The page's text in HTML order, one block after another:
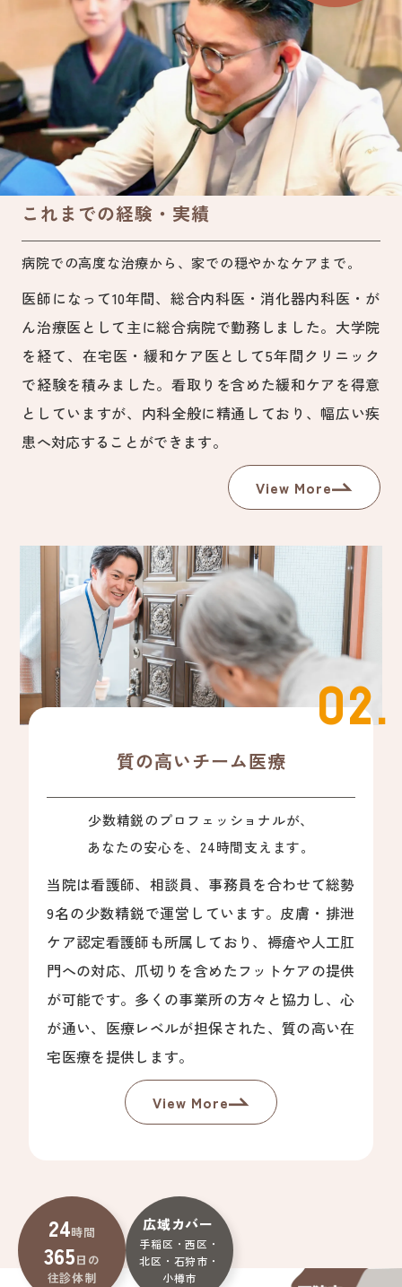
これまでの経験・実績
病院での高度な治療から、家での穏やかなケアまで。
医師になって10年間、総合内科医・消化器内科医・が
ん治療医として主に総合病院で勤務しました。大学院
を経て、在宅医・緩和ケア医として5年間クリニック
で経験を積みました。看取りを含めた緩和ケアを得意
としていますが、内科全般に精通しており、幅広い疾
患へ対応することができます。
View More
質の高いチーム医療
少数精鋭のプロフェッショナルが、
あなたの安心を、24時間支えます。
当院は看護師、相談員、事務員を合わせて総勢
9名の少数精鋭で運営しています。皮膚・排泄
ケア認定看護師も所属しており、褥瘡や人工肛
門への対応、爪切りを含めたフットケアの提供
が可能です。多くの事業所の方々と協力し、心
が通い、医療レベルが担保された、質の高い在
宅医療を提供します。
View More
02.
24時間
365日の
往診体制
広域カバー
手稲区・西区・
北区・石狩市・
小樽市